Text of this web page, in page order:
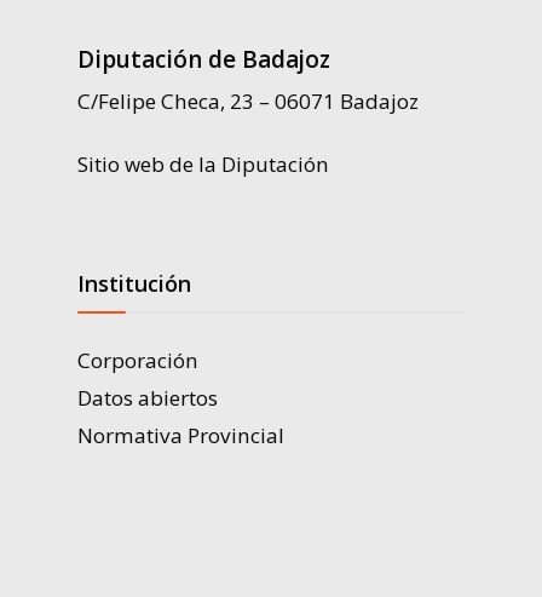
Diputación de Badajoz
C/Felipe Checa, 23 – 06071 Badajoz
Sitio web de la Diputación
Institución
Corporación
Datos abiertos
Normativa Provincial